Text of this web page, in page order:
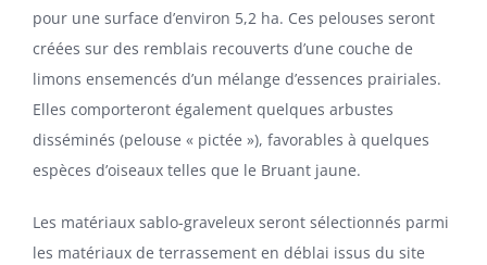
pour une surface d’environ 5,2 ha. Ces pelouses seront
créées sur des remblais recouverts d’une couche de
limons ensemencés d’un mélange d’essences prairiales.
Elles comporteront également quelques arbustes
disséminés (pelouse « pictée »), favorables à quelques
espèces d’oiseaux telles que le Bruant jaune.
Les matériaux sablo-graveleux seront sélectionnés parmi
les matériaux de terrassement en déblai issus du site